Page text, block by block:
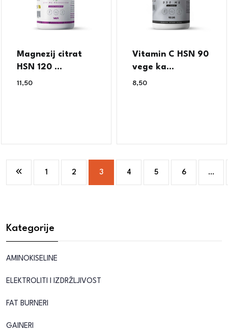
Magnezij citrat
HSN 120 ...
11,50
Vitamin C HSN 90
vege ka...
8,50
1 2 3 4 5 6 …
Kategorije
AMINOKISELINE
ELEKTROLITI I IZDRŽLJIVOST
FAT BURNERI
GAINERI